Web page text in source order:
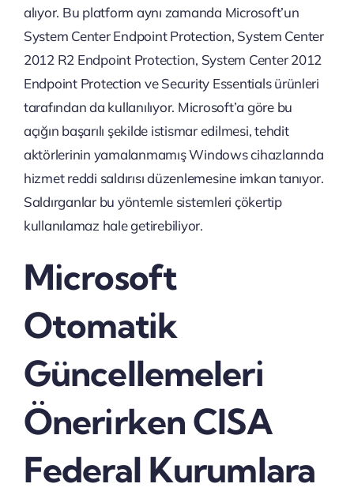
alıyor. Bu platform aynı zamanda Microsoft’un
System Center Endpoint Protection, System Center
2012 R2 Endpoint Protection, System Center 2012
Endpoint Protection ve Security Essentials ürünleri
tarafından da kullanılıyor. Microsoft’a göre bu
açığın başarılı şekilde istismar edilmesi, tehdit
aktörlerinin yamalanmamış Windows cihazlarında
hizmet reddi saldırısı düzenlemesine imkan tanıyor.
Saldırganlar bu yöntemle sistemleri çökertip
kullanılamaz hale getirebiliyor.
Microsoft
Otomatik
Güncellemeleri
Önerirken CISA
Federal Kurumlara